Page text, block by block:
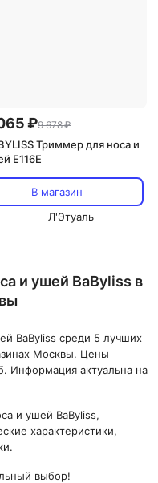
₽9 678 ₽
Триммер для носа и
E116E
В магазин
Л'Этуаль
и ушей BaByliss в
BaByliss среди 5 лучших
Москвы. Цены
Информация актуальна на
и ушей BaByliss,
характеристики,
выбор!